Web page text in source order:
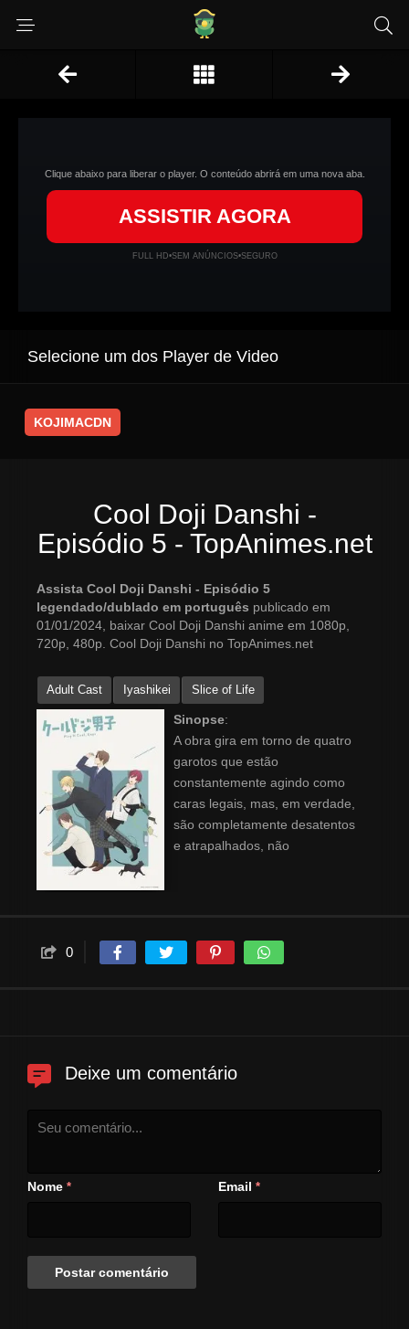
Clique abaixo para liberar o player. O conteúdo abrirá em uma nova aba.
ASSISTIR AGORA
FULL HD•SEM ANÚNCIOS•SEGURO
Selecione um dos Player de Video
KOJIMACDN
Cool Doji Danshi -
Episódio 5 - TopAnimes.net
Assista Cool Doji Danshi - Episódio 5
legendado/dublado em português publicado em
01/01/2024, baixar Cool Doji Danshi anime em 1080p,
720p, 480p. Cool Doji Danshi no TopAnimes.net
Adult Cast Iyashikei Slice of Life
Sinopse:
A obra gira em torno de quatro
garotos que estão
constantemente agindo como
caras legais, mas, em verdade,
são completamente desatentos
e atrapalhados, não
0
Deixe um comentário
Nome * Email *